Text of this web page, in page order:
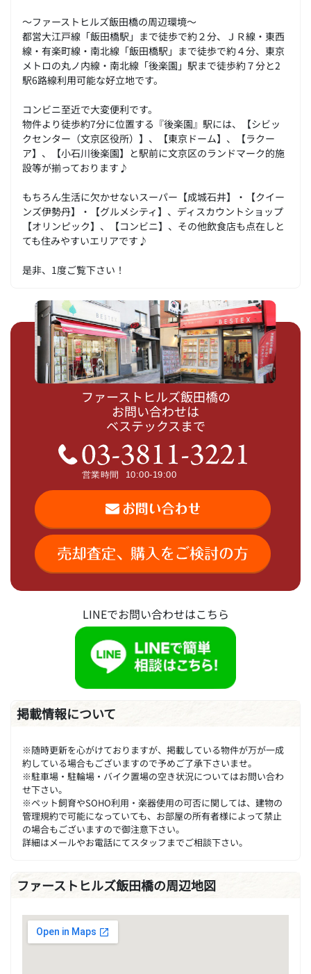
～ファーストヒルズ飯田橋の周辺環境～
都営大江戸線「飯田橋駅」まで徒歩で約２分、ＪＲ線・東西
線・有楽町線・南北線「飯田橋駅」まで徒歩で約４分、東京
メトロの丸ノ内線・南北線「後楽園」駅まで徒歩約７分と2
駅6路線利用可能な好立地です。
コンビニ至近で大変便利です。
物件より徒歩約7分に位置する『後楽園』駅には、【シビッ
クセンター（文京区役所）】、【東京ドーム】、【ラクー
ア】、【小石川後楽園】と駅前に文京区のランドマーク的施
設等が揃っております♪
もちろん生活に欠かせないスーパー【成城石井】・【クイー
ンズ伊勢丹】・【グルメシティ】、ディスカウントショップ
【オリンピック】、【コンビニ】、その他飲食店も点在しと
ても住みやすいエリアです♪
是非、1度ご覧下さい！
ファーストヒルズ飯田橋の
お問い合わせは
ベステックスまで
LINEでお問い合わせはこちら
掲載情報について
※随時更新を心がけておりますが、掲載している物件が万が一成
約している場合もございますので予めご了承下さいませ。
※駐車場・駐輪場・バイク置場の空き状況についてはお問い合わ
せ下さい。
※ペット飼育やSOHO利用・楽器使用の可否に関しては、建物の
管理規約で可能になっていても、お部屋の所有者様によって禁止
の場合もございますので御注意下さい。
詳細はメールやお電話にてスタッフまでご相談下さい。
ファーストヒルズ飯田橋の周辺地図